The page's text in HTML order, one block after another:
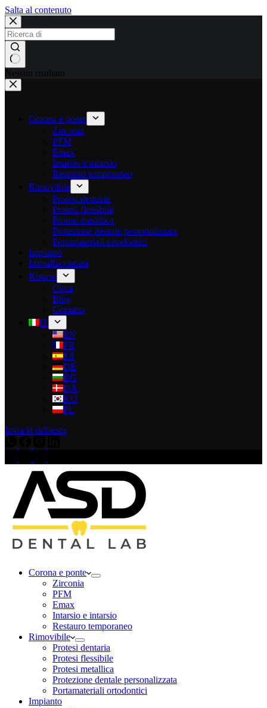
Salta al contenuto
Nessun risultato
Corona e ponte
Zirconia
PFM
Emax
Intarsio e intarsio
Restauro temporaneo
Rimovibile
Protesi dentaria
Protesi flessibile
Protesi metallica
Protezione dentale personalizzata
Portamateriali ortodontici
Impianto
Impiallacciatura
Risorse
Circa
Blog
Contatto
IT
EN
FR
ES
DE
BG
DA
KO
PL
Invia la richiesta
Corona e ponte
Zirconia
PFM
Emax
Intarsio e intarsio
Restauro temporaneo
Rimovibile
Protesi dentaria
Protesi flessibile
Protesi metallica
Protezione dentale personalizzata
Portamateriali ortodontici
Impianto